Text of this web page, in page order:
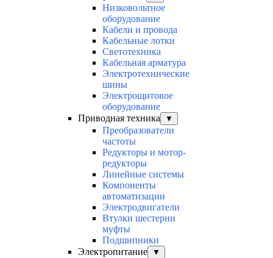
Низковольтное
оборудование
Кабели и провода
Кабельные лотки
Светотехника
Кабельная арматура
Электротехнические
шины
Электрощитовое
оборудование
Приводная техника
▼
Преобразователи
частоты
Редукторы и мотор-
редукторы
Линейные системы
Компоненты
автоматизации
Электродвигатели
Втулки шестерни
муфты
Подшипники
Электропитание
▼